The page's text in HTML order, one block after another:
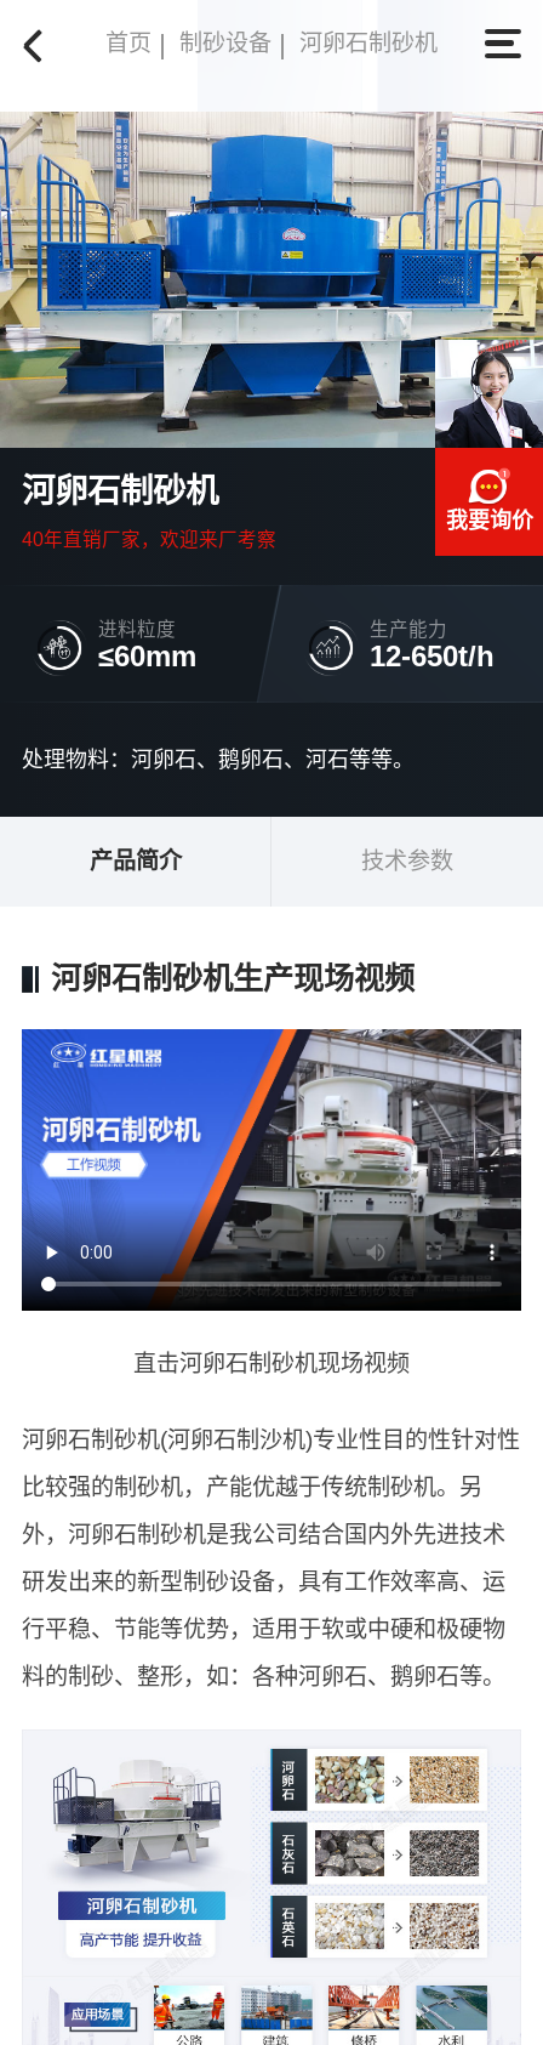
首页 制砂设备 河卵石制砂机
我要询价
河卵石制砂机
40年直销厂家，欢迎来厂考察
进料粒度
≤60mm
生产能力
12-650t/h
处理物料：河卵石、鹅卵石、河石等等。
产品简介 技术参数
河卵石制砂机生产现场视频
直击河卵石制砂机现场视频
河卵石制砂机(河卵石制沙机)专业性目的性针对性
比较强的制砂机，产能优越于传统制砂机。另
外，河卵石制砂机是我公司结合国内外先进技术
研发出来的新型制砂设备，具有工作效率高、运
行平稳、节能等优势，适用于软或中硬和极硬物
料的制砂、整形，如：各种河卵石、鹅卵石等。